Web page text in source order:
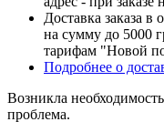
Доставка заказа
на сумму до 5000
тарифам "Новой
Подробнее о
Возникла
проблема.